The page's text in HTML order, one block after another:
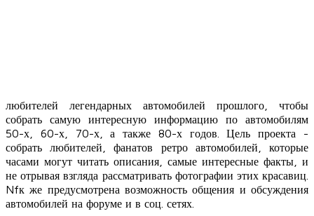
любителей легендарных автомобилей прошлого, чтобы
собрать самую интересную информацию по автомобилям
50-х, 60-х, 70-х, а также 80-х годов. Цель проекта -
собрать любителей, фанатов ретро автомобилей, которые
часами могут читать описания, самые интересные факты, и
не отрывая взгляда рассматривать фотографии этих красавиц.
Nfк же предусмотрена возможность общения и обсуждения
автомобилей на форуме и в соц. сетях.